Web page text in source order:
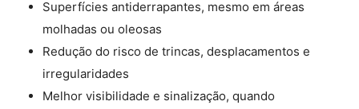
Superfícies antiderrapantes, mesmo em áreas
molhadas ou oleosas
Redução do risco de trincas, desplacamentos e
irregularidades
Melhor visibilidade e sinalização, quando